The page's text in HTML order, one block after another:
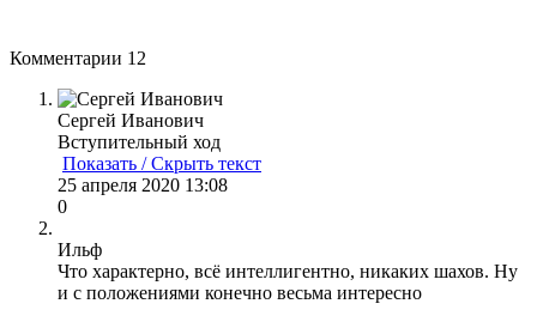
Комментарии 12
Сергей Иванович
Вступительный ход
Показать / Скрыть текст
25 апреля 2020 13:08
0
Ильф
Что характерно, всё интеллигентно, никаких шахов. Ну
и с положениями конечно весьма интересно